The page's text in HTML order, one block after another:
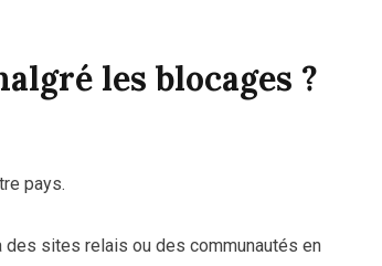
les blocages ?
pays.
des sites relais ou des communautés en